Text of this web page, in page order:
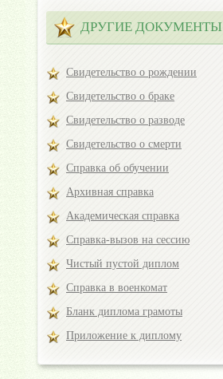
ДРУГИЕ ДОКУМЕНТЫ
Свидетельство о рождении
Свидетельство о браке
Свидетельство о разводе
Свидетельство о смерти
Справка об обучении
Архивная справка
Академическая справка
Справка-вызов на сессию
Чистый пустой диплом
Справка в военкомат
Бланк диплома грамоты
Приложение к диплому